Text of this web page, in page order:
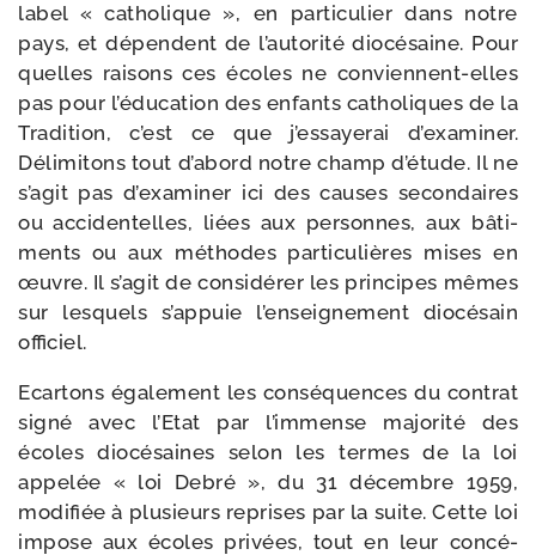
label « catho­lique », en par­ti­cu­lier dans notre
pays, et dépendent de l’au­to­ri­té dio­cé­saine. Pour
quelles rai­sons ces écoles ne conviennent-​elles
pas pour l’é­du­ca­tion des enfants catho­liques de la
Tradition, c’est ce que j’es­saye­rai d’exa­mi­ner.
Délimitons tout d’a­bord notre champ d’é­tude. Il ne
s’a­git pas d’exa­mi­ner ici des causes secon­daires
ou acci­den­telles, liées aux per­sonnes, aux bâti­
ments ou aux méthodes par­ti­cu­lières mises en
œuvre. Il s’a­git de consi­dé­rer les prin­cipes mêmes
sur les­quels s’ap­puie l’en­sei­gne­ment dio­cé­sain
officiel.
Ecartons éga­le­ment les consé­quences du contrat
signé avec l’Etat par l’im­mense majo­ri­té des
écoles dio­cé­saines selon les termes de la loi
appe­lée « loi Debré », du 31 décembre 1959,
modi­fiée à plu­sieurs reprises par la suite. Cette loi
impose aux écoles pri­vées, tout en leur concé­